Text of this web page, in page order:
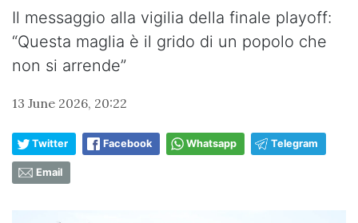
Il messaggio alla vigilia della finale playoff:
“Questa maglia è il grido di un popolo che
non si arrende”
13 June 2026, 20:22
Twitter Facebook Whatsapp Telegram
Email